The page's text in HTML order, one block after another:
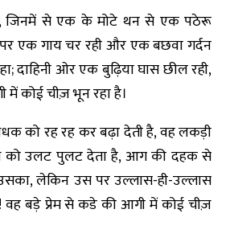
जिनमें से एक के मोटे थन से एक पठेरू
एक गाय चर रही और एक बछवा गर्दन
दाहिनी ओर एक बुढ़िया घास छील रही,
कोई चीज़ भून रहा है।
को रह रह कर बढ़ा देती है, वह लकड़ी
को उलट पुलट देता है, आग की दहक से
लेकिन उस पर उल्लास-ही-उल्लास
वह बड़े प्रेम से कडे की आगी में कोई चीज़